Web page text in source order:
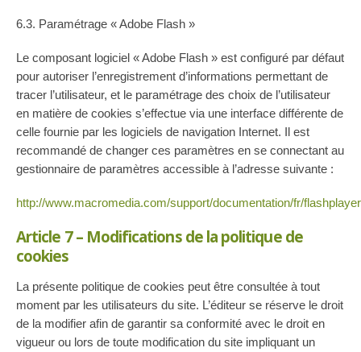
6.3. Paramétrage « Adobe Flash »
Le composant logiciel « Adobe Flash » est configuré par défaut
pour autoriser l’enregistrement d’informations permettant de
tracer l’utilisateur, et le paramétrage des choix de l’utilisateur
en matière de cookies s’effectue via une interface différente de
celle fournie par les logiciels de navigation Internet. Il est
recommandé de changer ces paramètres en se connectant au
gestionnaire de paramètres accessible à l’adresse suivante :
http://www.macromedia.com/support/documentation/fr/
Article 7 – Modifications de la politique de
cookies
La présente politique de cookies peut être consultée à tout
moment par les utilisateurs du site. L’éditeur se réserve le droit
de la modifier afin de garantir sa conformité avec le droit en
vigueur ou lors de toute modification du site impliquant un